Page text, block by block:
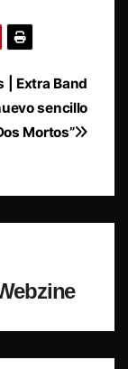
| Extra Band
sencillo
Mortos”